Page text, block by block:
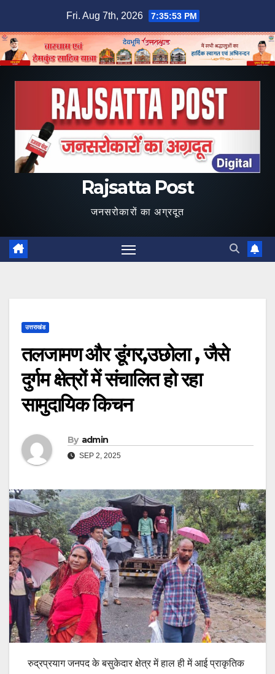
content
Fri. Aug 7th, 2026 7:35:53 PM
Rajsatta Post
जनसरोकारों का अग्रदूत
उत्तराखंड
तलजामण और डूंगर,उछोला , जैसे
दुर्गम क्षेत्रों में संचालित हो रहा
सामुदायिक किचन
By admin
SEP 2, 2025
रुद्रप्रयाग जनपद के बसुकेदार क्षेत्र में हाल ही में आई प्राकृतिक